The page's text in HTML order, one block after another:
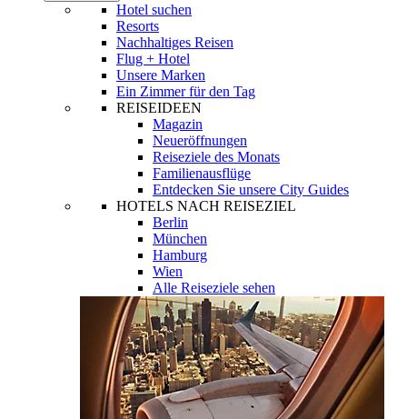
Hotel suchen
Resorts
Nachhaltiges Reisen
Flug + Hotel
Unsere Marken
Ein Zimmer für den Tag
REISEIDEEN
Magazin
Neueröffnungen
Reiseziele des Monats
Familienausflüge
Entdecken Sie unsere City Guides
HOTELS NACH REISEZIEL
Berlin
München
Hamburg
Wien
Alle Reiseziele sehen